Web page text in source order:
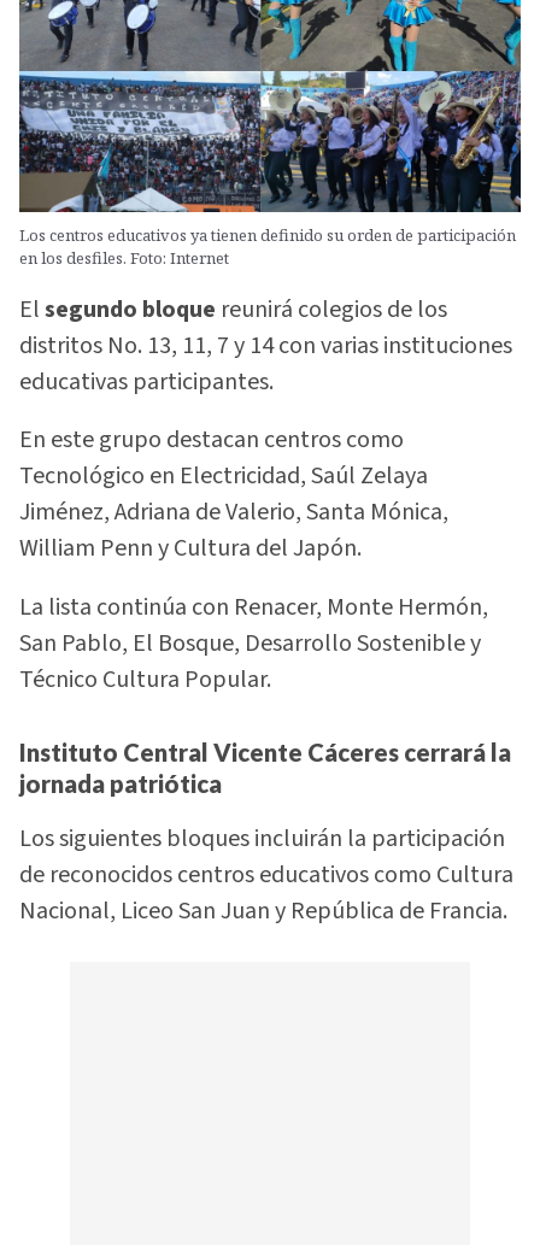
Los centros educativos ya tienen definido su orden de participación
en los desfiles. Foto: Internet
Elsegundo bloque reunirá colegios de los
distritos No. 13, 11, 7 y 14 con varias instituciones
educativas participantes.
En este grupo destacan centros como
Tecnológico en Electricidad, Saúl Zelaya
Jiménez, Adriana de Valerio, Santa Mónica,
William Penn y Cultura del Japón.
La lista continúa con Renacer, Monte Hermón,
San Pablo, El Bosque, Desarrollo Sostenible y
Técnico Cultura Popular.
Instituto Central Vicente Cáceres cerrará la
jornada patriótica
Los siguientes bloques incluirán la participación
de reconocidos centros educativos como Cultura
Nacional, Liceo San Juan y República de Francia.